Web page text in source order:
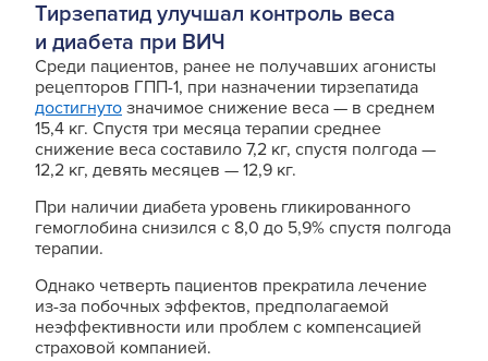
Тирзепатид улучшал контроль веса
и диабета при ВИЧ
Среди пациентов, ранее не получавших агонисты
рецепторов ГПП-1, при назначении тирзепатида
достигнуто значимое снижение веса — в среднем
15,4 кг. Спустя три месяца терапии среднее
снижение веса составило 7,2 кг, спустя полгода —
12,2 кг, девять месяцев — 12,9 кг.
При наличии диабета уровень гликированного
гемоглобина снизился с 8,0 до 5,9% спустя полгода
терапии.
Однако четверть пациентов прекратила лечение
из-за побочных эффектов, предполагаемой
неэффективности или проблем с компенсацией
страховой компанией.